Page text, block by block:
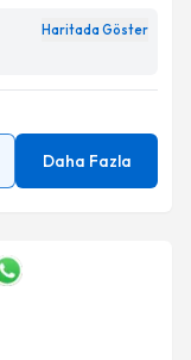
Haritada Göster
Daha Fazla